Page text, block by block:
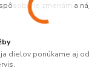
zmenám a
dielov ponúkame aj